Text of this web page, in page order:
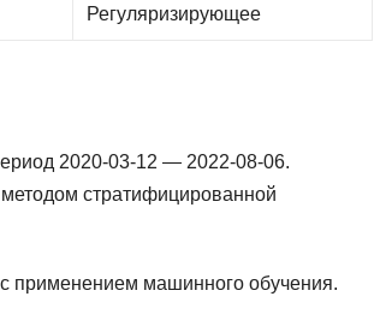
Регуляризирующее
2020-03-12 — 2022-08-06.
стратифицированной
применением машинного обучения.